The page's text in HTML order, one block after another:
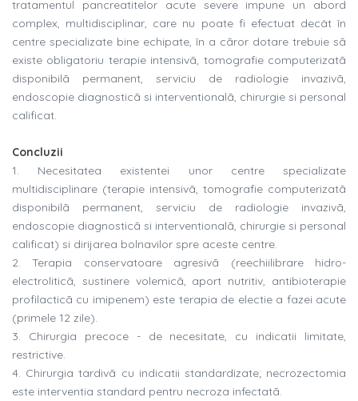
tratamentul pancreatitelor acute severe impune un abord
complex, multidisciplinar, care nu poate fi efectuat decât în
centre specializate bine echipate, în a cãror dotare trebuie sã
existe obligatoriu terapie intensivã, tomografie computerizatã
disponibilã permanent, serviciu de radiologie invazivã,
endoscopie diagnosticã si interventionalã, chirurgie si personal
calificat.
Concluzii
1. Necesitatea existentei unor centre specializate
multidisciplinare (terapie intensivã, tomografie computerizatã
disponibilã permanent, serviciu de radiologie invazivã,
endoscopie diagnosticã si interventionalã, chirurgie si personal
calificat) si dirijarea bolnavilor spre aceste centre.
2. Terapia conservatoare agresivã (reechiilibrare hidro-
electroliticã, sustinere volemicã, aport nutritiv, antibioterapie
profilacticã cu imipenem) este terapia de electie a fazei acute
(primele 12 zile).
3. Chirurgia precoce - de necesitate, cu indicatii limitate,
restrictive.
4. Chirurgia tardivã cu indicatii standardizate; necrozectomia
este interventia standard pentru necroza infectatã.